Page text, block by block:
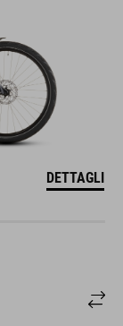
DETTAGLI